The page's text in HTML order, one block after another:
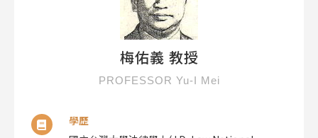
梅佑義 教授
PROFESSOR Yu-I Mei
學歷